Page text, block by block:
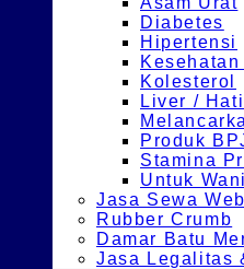
Diabetes
Hipertensi
Kesehatan
Kolesterol
Liver / Hati
Produk
Stamina
Untuk
Jasa Sewa
Rubber Crumb
Damar Batu
Jasa Legalitas